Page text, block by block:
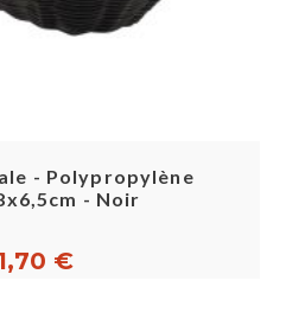
- Polypropylène
- Noir
€